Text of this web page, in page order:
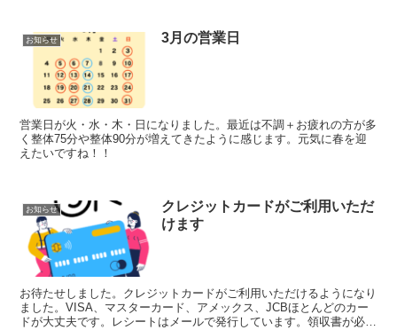
お知らせ 3月の営業日
営業日が火・水・木・日になりました。最近は不調＋お疲れの方が多
く整体75分や整体90分が増えてきたように感じます。元気に春を迎
えたいですね！！
お知らせ
クレジットカードがご利用いただ
けます
お待たせしました。クレジットカードがご利用いただけるようになり
ました。VISA、マスターカード、アメックス、JCBほとんどのカー
ドが大丈夫です。レシートはメールで発行しています。領収書が必要